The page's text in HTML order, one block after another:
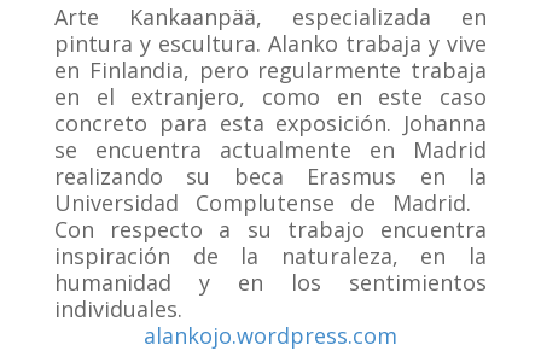
Arte Kankaanpää, especializada en
pintura y escultura. Alanko trabaja y vive
en Finlandia, pero regularmente trabaja
en el extranjero, como en este caso
concreto para esta exposición. Johanna
se encuentra actualmente en Madrid
realizando su beca Erasmus en la
Universidad Complutense de Madrid.
Con respecto a su trabajo encuentra
inspiración de la naturaleza, en la
humanidad y en los sentimientos
individuales.
alankojo.wordpress.com